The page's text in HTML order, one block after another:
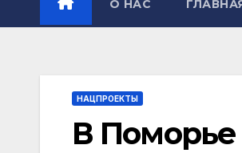
О НАС
НАЦПРОЕКТЫ
В Поморье